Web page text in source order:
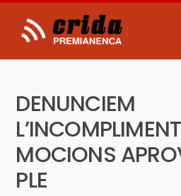
Skip
content
DENUNCIEM
MOCIONS
PLE